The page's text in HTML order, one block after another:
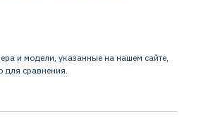
и модели, указанные на нашем сайте,
для сравнения.